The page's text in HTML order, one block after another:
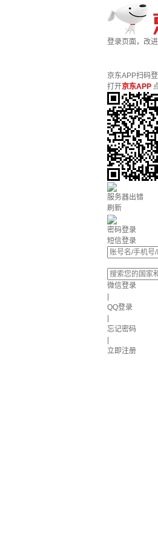
登录页面，改
京东APP扫码
打开京东APP
服务器出错
刷新
密码登录
短信登录
微信登录
QQ登录
忘记密码
立即注册